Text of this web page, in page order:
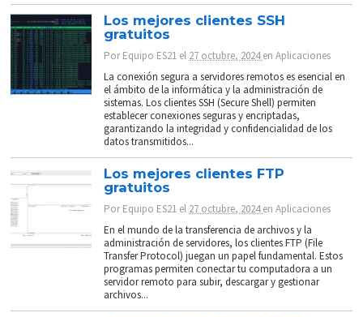
Los mejores clientes SSH
gratuitos
PorEquipo ES21 el 27 octubre, 2024enAplicaciones
La conexión segura a servidores remotos es esencial en
el ámbito de la informática y la administración de
sistemas. Los clientes SSH (Secure Shell) permiten
establecer conexiones seguras y encriptadas,
garantizando la integridad y confidencialidad de los
datos transmitidos...
Los mejores clientes FTP
gratuitos
PorEquipo ES21 el 27 octubre, 2024enAplicaciones
En el mundo de la transferencia de archivos y la
administración de servidores, los clientes FTP (File
Transfer Protocol) juegan un papel fundamental. Estos
programas permiten conectar tu computadora a un
servidor remoto para subir, descargar y gestionar
archivos...